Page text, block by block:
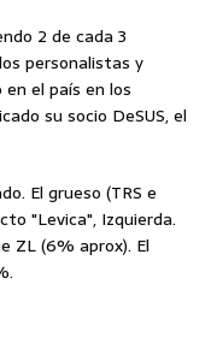
2 de cada 3
personalistas y
el país en los
su socio DeSUS, el
El grueso (TRS e
"Levica", Izquierda.
ZL (6% aprox). El